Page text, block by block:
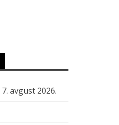
7. avgust 2026.